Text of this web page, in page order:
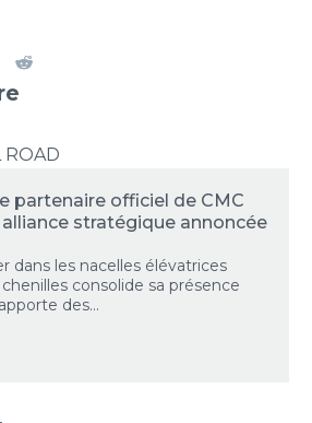
partenaire officiel de CMC
alliance stratégique annoncée
dans les nacelles élévatrices
consolide sa présence
des...